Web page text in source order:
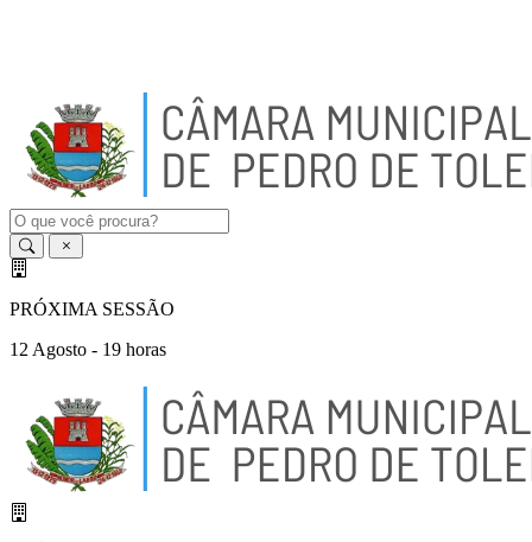
PRÓXIMA SESSÃO
12 Agosto - 19 horas